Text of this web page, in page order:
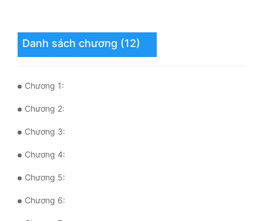
Ngôn Tình
Danh sách chương (12)
Chương 1:
Chương 2:
Chương 3:
Chương 4:
Chương 5:
Chương 6: